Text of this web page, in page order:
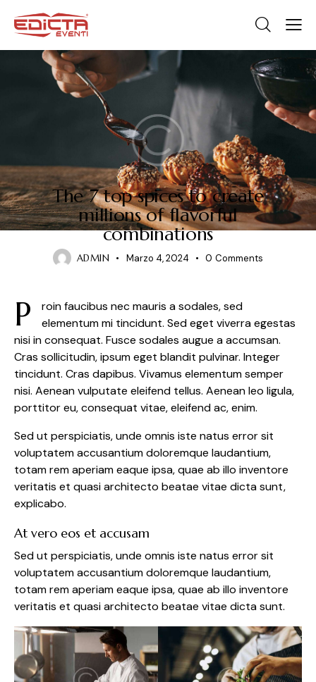
CULINARY
The 7 top spices to create
millions of flavorful
combinations
ADMIN Marzo 4, 2024 0 Comments
P
roin faucibus nec mauris a sodales, sed
elementum mi tincidunt. Sed eget viverra egestas
nisi in consequat. Fusce sodales augue a accumsan.
Cras sollicitudin, ipsum eget blandit pulvinar. Integer
tincidunt. Cras dapibus. Vivamus elementum semper
nisi. Aenean vulputate eleifend tellus. Aenean leo ligula,
porttitor eu, consequat vitae, eleifend ac, enim.
Sed ut perspiciatis, unde omnis iste natus error sit
voluptatem accusantium doloremque laudantium,
totam rem aperiam eaque ipsa, quae ab illo inventore
veritatis et quasi architecto beatae vitae dicta sunt,
explicabo.
At vero eos et accusam
Sed ut perspiciatis, unde omnis iste natus error sit
voluptatem accusantium doloremque laudantium,
totam rem aperiam eaque ipsa, quae ab illo inventore
veritatis et quasi architecto beatae vitae dicta sunt.